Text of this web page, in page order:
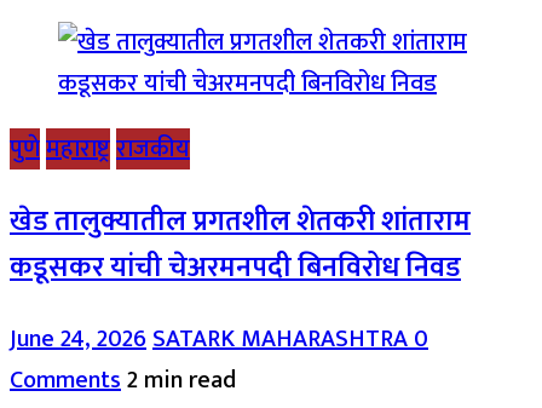
पुणेमहाराष्ट्रराजकीय
खेड तालुक्यातील प्रगतशील शेतकरी शांताराम
कडूसकर यांची चेअरमनपदी बिनविरोध निवड
June 24, 2026SATARK MAHARASHTRA0
Comments2 min read